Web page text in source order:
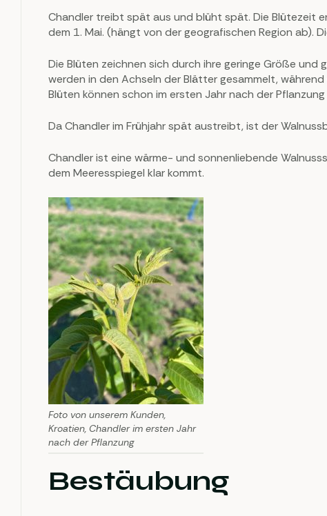
Chandler treibt spät aus und blüht spät. Die Blütezeit
dem 1. Mai. (hängt von der geografischen Region ab).
Die Blüten zeichnen sich durch ihre geringe Größe und
werden in den Achseln der Blätter gesammelt,
Blüten können schon im ersten Jahr nach der
Da Chandler im Frühjahr spät austreibt, ist der
Chandler ist eine wärme- und sonnenliebende
dem Meeresspiegel klar kommt.
Foto von unserem Kunden,
Kroatien, Chandler im ersten Jahr
nach der Pflanzung
Bestäubung